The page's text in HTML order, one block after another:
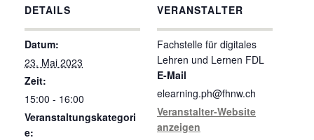
DETAILS
Datum:
23. Mai 2023
Zeit:
15:00 - 16:00
Veranstaltungskategori
e:
VERANSTALTER
Fachstelle für digitales
Lehren und Lernen FDL
E-Mail
elearning.ph@fhnw.ch
Veranstalter-Website
anzeigen